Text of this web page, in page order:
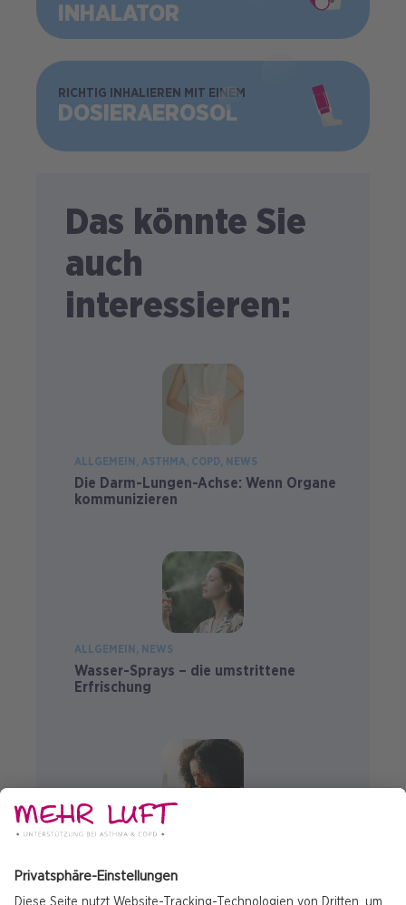
INHALATOR
BILD
RICHTIG INHALIEREN MIT EINEM
DOSIER­AEROSOL
Das könnte Sie
auch
interessieren:
ALLGEMEIN ASTHMA COPD NEWS
Die Darm-Lungen-Achse: Wenn Organe
kommunizieren
ALLGEMEIN NEWS
Wasser-Sprays – die umstrittene
Erfrischung
ALLGEMEIN ASTHMA
solltest